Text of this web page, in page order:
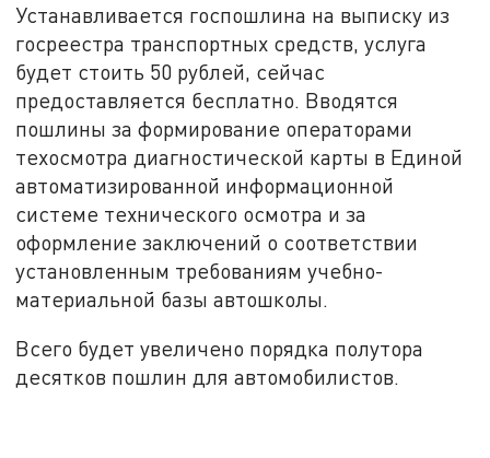
Устанавливается госпошлина на выписку из
госреестра транспортных средств, услуга
будет стоить 50 рублей, сейчас
предоставляется бесплатно. Вводятся
пошлины за формирование операторами
техосмотра диагностической карты в Единой
автоматизированной информационной
системе технического осмотра и за
оформление заключений о соответствии
установленным требованиям учебно-
материальной базы автошколы.
Всего будет увеличено порядка полутора
десятков пошлин для автомобилистов.